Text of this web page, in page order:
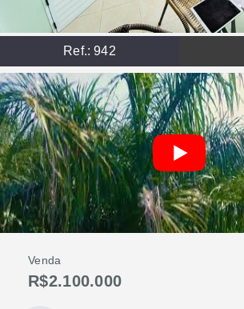
Ref.:942
Venda
R$2.100.000